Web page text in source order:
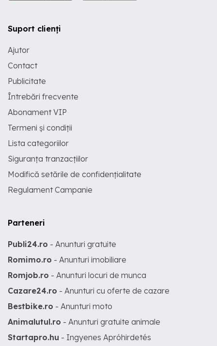
Suport clienți
Ajutor
Contact
Publicitate
Întrebări frecvente
Abonament VIP
Termeni și condiții
Lista categoriilor
Siguranța tranzacțiilor
Modifică setările de confidențialitate
Regulament Campanie
Parteneri
Publi24.ro - Anunturi gratuite
Romimo.ro - Anunturi imobiliare
Romjob.ro - Anunturi locuri de munca
Cazare24.ro - Anunturi cu oferte de cazare
Bestbike.ro - Anunturi moto
Animalutul.ro - Anunturi gratuite animale
Startapro.hu - Ingyenes Apróhirdetés